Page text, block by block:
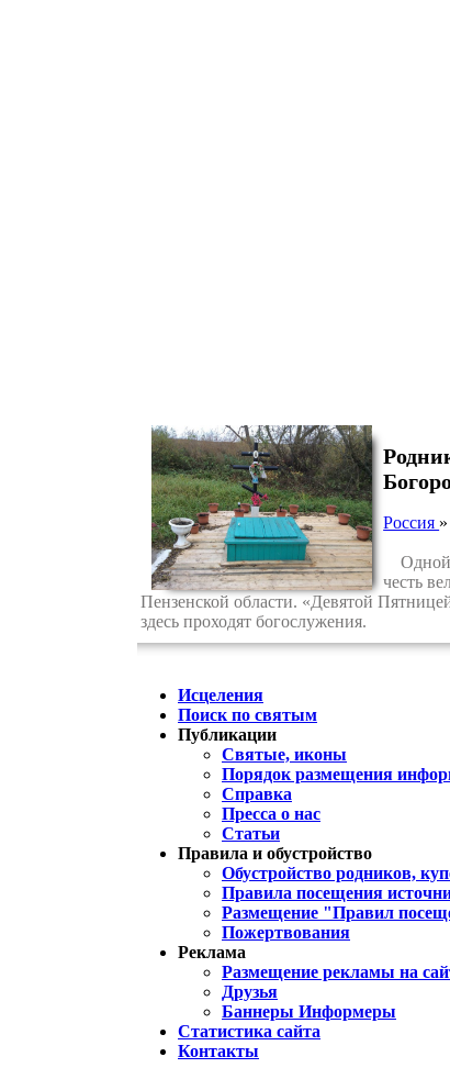
Россия
Одной
честь
Пензенской области. «Девятой
здесь проходят богослужения.
Исцеления
Поиск по святым
Публикации
Святые, иконы
Порядок размещения
Справка
Пресса о нас
Статьи
Правила и обустройство
Обустройство родников,
Правила посещения
Размещение "Правил
Пожертвования
Реклама
Размещение рекламы на
Друзья
Баннеры Информеры
Статистика сайта
Контакты